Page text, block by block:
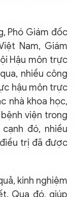
Phó Giám đốc
Nam, Giám
Hậu môn trực
nhiều công
hậu môn trực
nhà khoa học,
viện trong
đó, nhiều
trị đã được
kinh nghiệm
Qua đó, giúp